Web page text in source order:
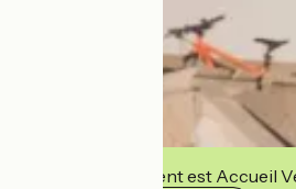
Cet établissement est Accueil